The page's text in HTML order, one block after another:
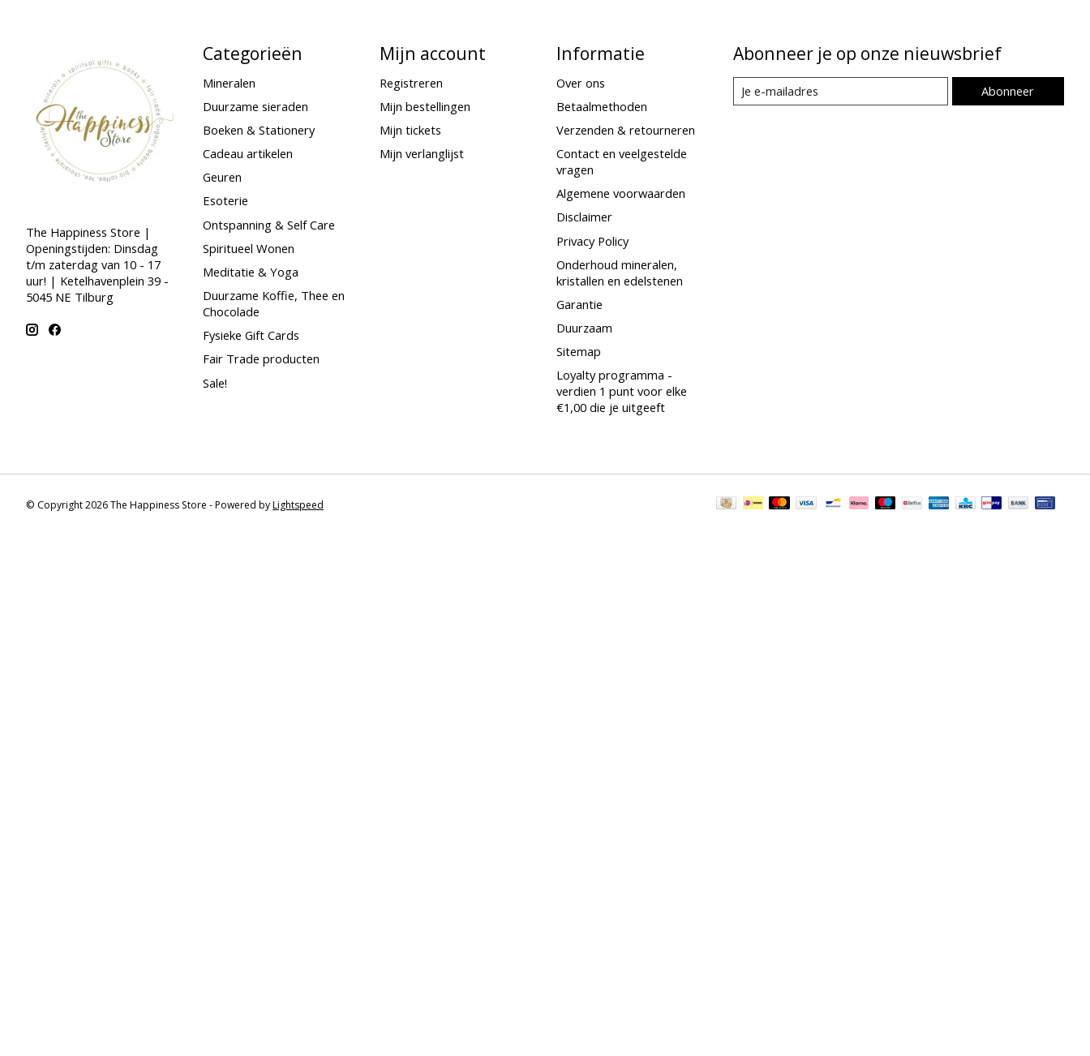
The Happiness Store |
Openingstijden: Dinsdag
t/m zaterdag van 10 - 17
uur! | Ketelhavenplein 39 -
5045 NE Tilburg
Categorieën
Mineralen
Duurzame sieraden
Boeken & Stationery
Cadeau artikelen
Geuren
Esoterie
Ontspanning & Self Care
Spiritueel Wonen
Meditatie & Yoga
Duurzame Koffie, Thee en
Chocolade
Fysieke Gift Cards
Fair Trade producten
Sale!
Mijn account
Registreren
Mijn bestellingen
Mijn tickets
Mijn verlanglijst
Informatie
Over ons
Betaalmethoden
Verzenden & retourneren
Contact en veelgestelde
vragen
Algemene voorwaarden
Disclaimer
Privacy Policy
Onderhoud mineralen,
kristallen en edelstenen
Garantie
Duurzaam
Sitemap
Loyalty programma -
verdien 1 punt voor elke
€1,00 die je uitgeeft
Abonneer je op onze nieuwsbrief
Abonneer
© Copyright 2026 The Happiness Store - Powered byLightspeed